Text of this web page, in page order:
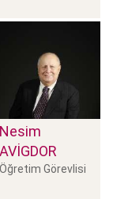
Nesim
AVIGDOR
Öğretim Görevlisi